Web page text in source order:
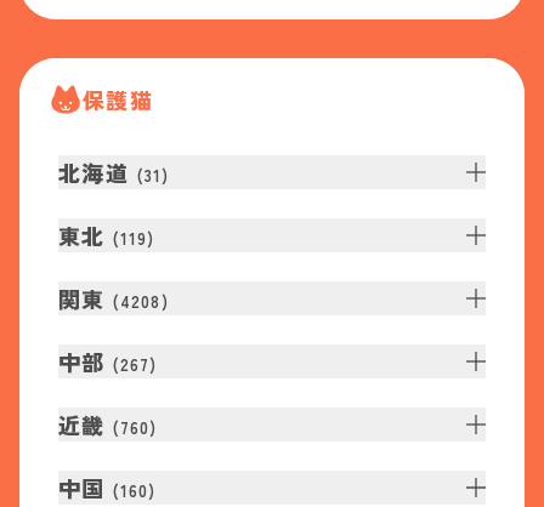
保護猫
北海道 (31 )
東北 (119)
関東 (4208 )
中部 (267)
近畿 (760)
中国 (160)